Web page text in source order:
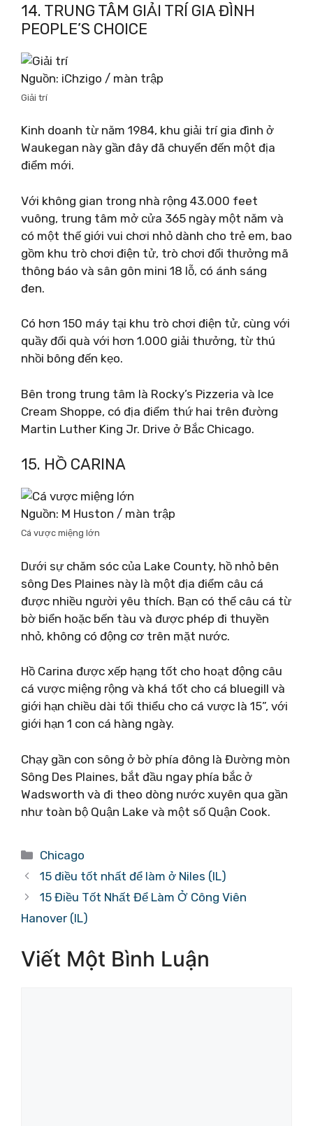
14. TRUNG TÂM GIẢI TRÍ GIA ĐÌNH
PEOPLE’S CHOICE
Nguồn: iChzigo / màn trập
Giải trí
Kinh doanh từ năm 1984, khu giải trí gia đình ở
Waukegan này gần đây đã chuyển đến một địa
điểm mới.
Với không gian trong nhà rộng 43.000 feet
vuông, trung tâm mở cửa 365 ngày một năm và
có một thế giới vui chơi nhỏ dành cho trẻ em, bao
gồm khu trò chơi điện tử, trò chơi đổi thưởng mã
thông báo và sân gôn mini 18 lỗ, có ánh sáng
đen.
Có hơn 150 máy tại khu trò chơi điện tử, cùng với
quầy đổi quà với hơn 1.000 giải thưởng, từ thú
nhồi bông đến kẹo.
Bên trong trung tâm là Rocky’s Pizzeria và Ice
Cream Shoppe, có địa điểm thứ hai trên đường
Martin Luther King Jr. Drive ở Bắc Chicago.
15. HỒ CARINA
Nguồn: M Huston / màn trập
Cá vược miệng lớn
Dưới sự chăm sóc của Lake County, hồ nhỏ bên
sông Des Plaines này là một địa điểm câu cá
được nhiều người yêu thích. Bạn có thể câu cá từ
bờ biển hoặc bến tàu và được phép đi thuyền
nhỏ, không có động cơ trên mặt nước.
Hồ Carina được xếp hạng tốt cho hoạt động câu
cá vược miệng rộng và khá tốt cho cá bluegill và
giới hạn chiều dài tối thiểu cho cá vược là 15”, với
giới hạn 1 con cá hàng ngày.
Chạy gần con sông ở bờ phía đông là Đường mòn
Sông Des Plaines, bắt đầu ngay phía bắc ở
Wadsworth và đi theo dòng nước xuyên qua gần
như toàn bộ Quận Lake và một số Quận Cook.
Danh
mục
Chicago
15 điều tốt nhất để làm ở Niles (IL)
15 Điều Tốt Nhất Để Làm Ở Công Viên
Hanover (IL)
Viết Một Bình Luận